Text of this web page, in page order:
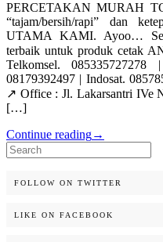
PERCETAKAN MURAH
“tajam/bersih/rapi” dan
UTAMA KAMI. Ayoo…
terbaik untuk produk cetak
Telkomsel.
08179392497 | Indosat.
↗️ Office : Jl. Lakarsantri IVe
[…]
Continue reading→
Search
for:
FOLLOW ON TWITTER
LIKE ON FACEBOOK